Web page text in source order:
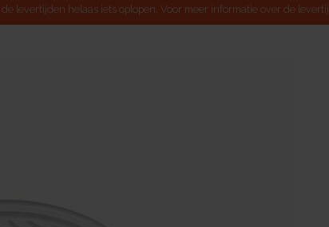
levertijden helaas iets oplopen. Voor meer informatie over de